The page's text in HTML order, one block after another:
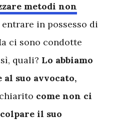
metodi non
in possesso di
ci sono condotte
quali? Lo abbiamo
suo avvocato,
come non ci
il suo